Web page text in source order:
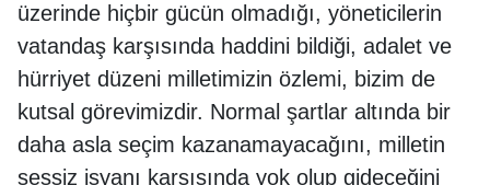
üzerinde hiçbir gücün olmadığı, yöneticilerin
vatandaş karşısında haddini bildiği, adalet ve
hürriyet düzeni milletimizin özlemi, bizim de
kutsal görevimizdir. Normal şartlar altında bir
daha asla seçim kazanamayacağını, milletin
sessiz isyanı karşısında yok olup gideceğini